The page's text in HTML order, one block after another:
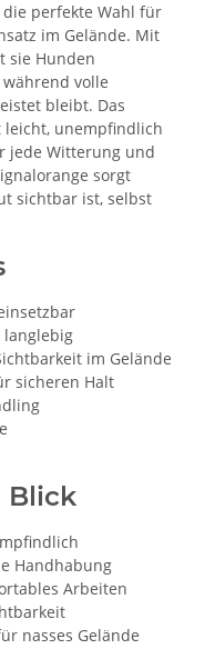
die perfekte Wahl für
im Gelände. Mit
sie Hunden
volle
bleibt. Das
leicht, unempfindlich
jede Witterung und
sorgt
sichtbar ist, selbst
langlebig
im Gelände
sicheren Halt
Blick
Handhabung
Arbeiten
nasses Gelände